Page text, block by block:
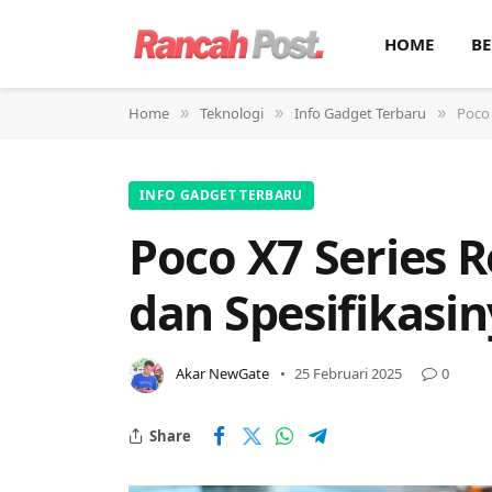
HOME
Home » Teknologi » Info Gadget Terbaru »
INFO GADGET TERBARU
Poco X7 Series
dan
Akar NewGate 25 Februari 2025 0
Share